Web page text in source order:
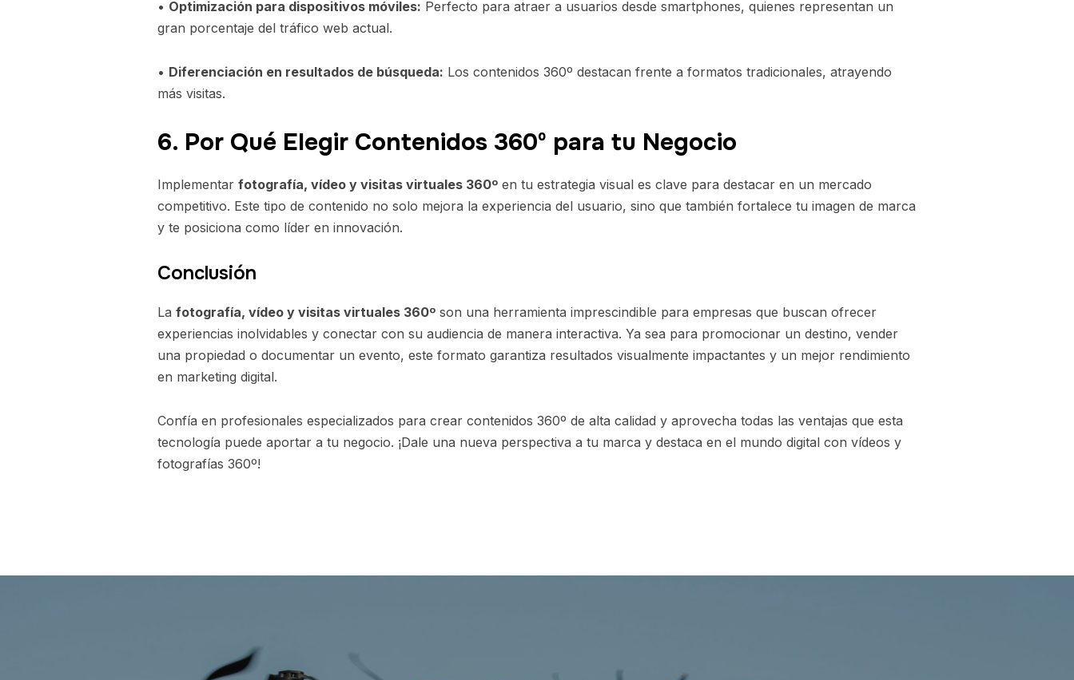
• Optimización para dispositivos móviles: Perfecto para atraer a usuarios desde smartphones, quienes representan un
gran porcentaje del tráfico web actual.
• Diferenciación en resultados de búsqueda: Los contenidos 360º destacan frente a formatos tradicionales, atrayendo
más visitas.
6. Por Qué Elegir Contenidos 360º para tu Negocio
Implementar fotografía, vídeo y visitas virtuales 360º en tu estrategia visual es clave para destacar en un mercado
competitivo. Este tipo de contenido no solo mejora la experiencia del usuario, sino que también fortalece tu imagen de marca
y te posiciona como líder en innovación.
Conclusión
La fotografía, vídeo y visitas virtuales 360º son una herramienta imprescindible para empresas que buscan ofrecer
experiencias inolvidables y conectar con su audiencia de manera interactiva. Ya sea para promocionar un destino, vender
una propiedad o documentar un evento, este formato garantiza resultados visualmente impactantes y un mejor rendimiento
en marketing digital.
Confía en profesionales especializados para crear contenidos 360º de alta calidad y aprovecha todas las ventajas que esta
tecnología puede aportar a tu negocio. ¡Dale una nueva perspectiva a tu marca y destaca en el mundo digital con vídeos y
fotografías 360º!